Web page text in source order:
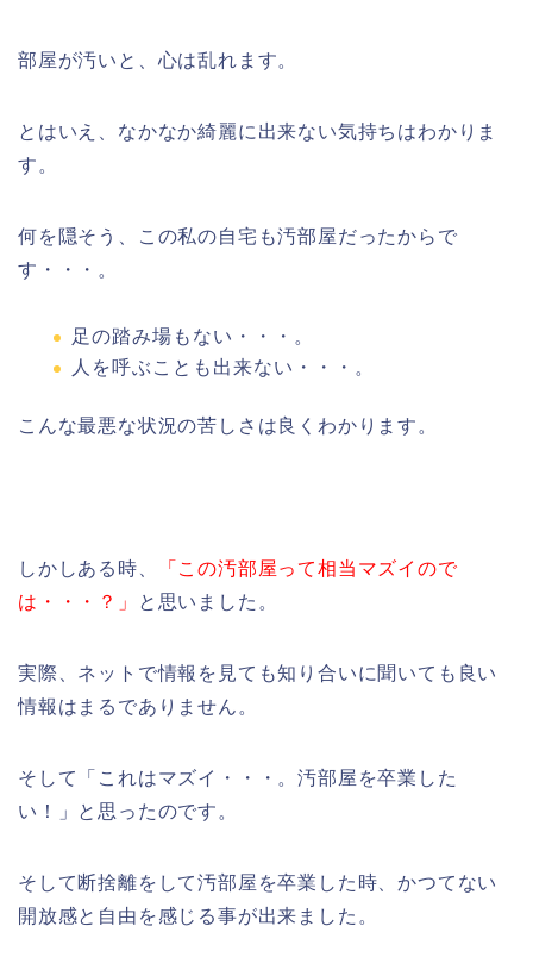
部屋が汚いと、心は乱れます。
とはいえ、なかなか綺麗に出来ない気持ちはわかりま
す。
何を隠そう、この私の自宅も汚部屋だったからで
す・・・。
足の踏み場もない・・・。
人を呼ぶことも出来ない・・・。
こんな最悪な状況の苦しさは良くわかります。
しかしある時、
「この汚部屋って相当マズイので
は・・・？」
と思いました。
実際、ネットで情報を見ても知り合いに聞いても良い
情報はまるでありません。
そして「これはマズイ・・・。汚部屋を卒業した
い！」と思ったのです。
そして断捨離をして汚部屋を卒業した時、かつてない
開放感と自由を感じる事が出来ました。